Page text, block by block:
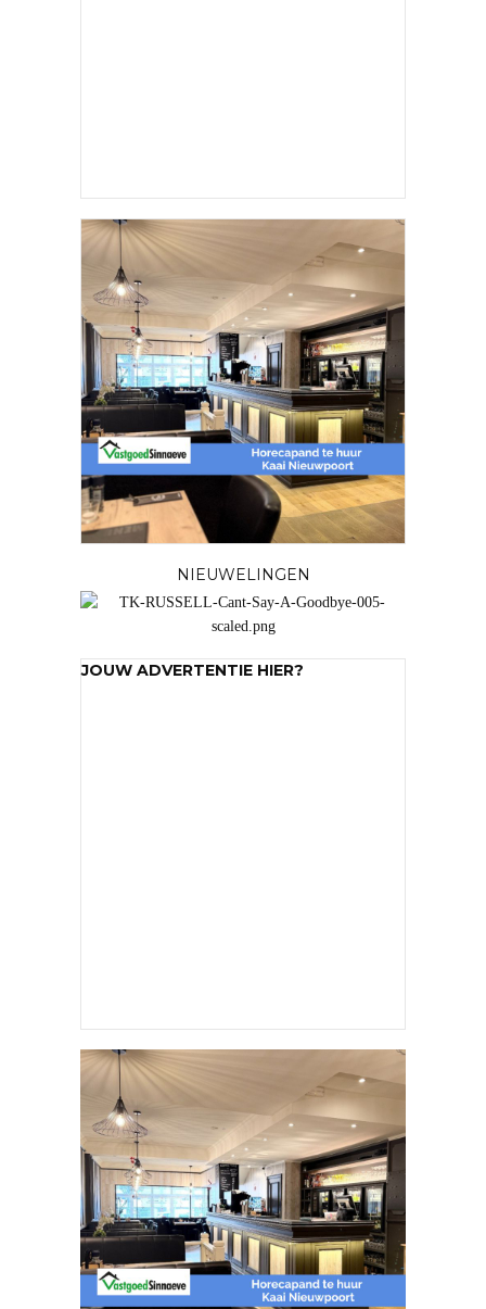
NIEUWELINGEN
JOUW ADVERTENTIE HIER?